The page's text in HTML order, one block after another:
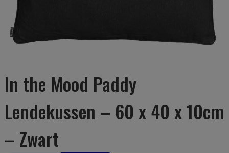
In the Mood Paddy
Lendekussen – 60 x 40 x 10cm
– Zwart